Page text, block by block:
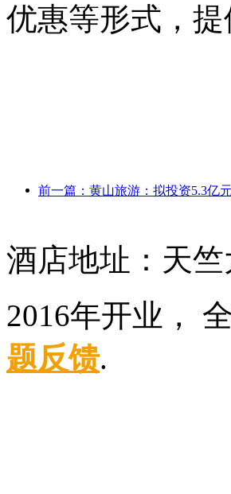
优惠等形式，
酒店地址：天
2016年开业，
题反馈.